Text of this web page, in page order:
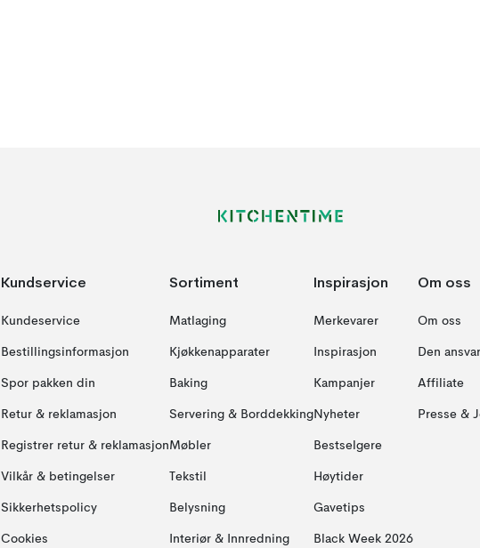
Kundservice
Kundeservice
Bestillingsinformasjon
Spor pakken din
Retur & reklamasjon
Registrer retur & reklamasjon
Vilkår & betingelser
Sikkerhetspolicy
Cookies
Sortiment
Matlaging
Kjøkkenapparater
Baking
Servering & Borddekking
Møbler
Tekstil
Belysning
Interiør & Innredning
Inspirasjon
Merkevarer
Inspirasjon
Kampanjer
Nyheter
Bestselgere
Høytider
Gavetips
Black Week 2026
Om oss
Om oss
Den
Affiliate
Presse &